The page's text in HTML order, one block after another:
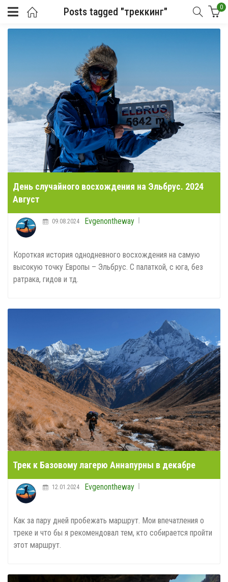
Posts tagged "треккинг" 0
День случайного восхождения на Эльбрус. 2024
Август
Evgenontheway
09.08.2024
Короткая история однодневного восхождения на самую
высокую точку Европы – Эльбрус. С палаткой, с юга, без
ратрака, гидов и тд.
Трек к Базовому лагерю Аннапурны в декабре
Evgenontheway
12.01.2024
Как за пару дней пробежать маршрут. Мои впечатления о
треке и что бы я рекомендовал тем, кто собирается пройти
этот маршрут.